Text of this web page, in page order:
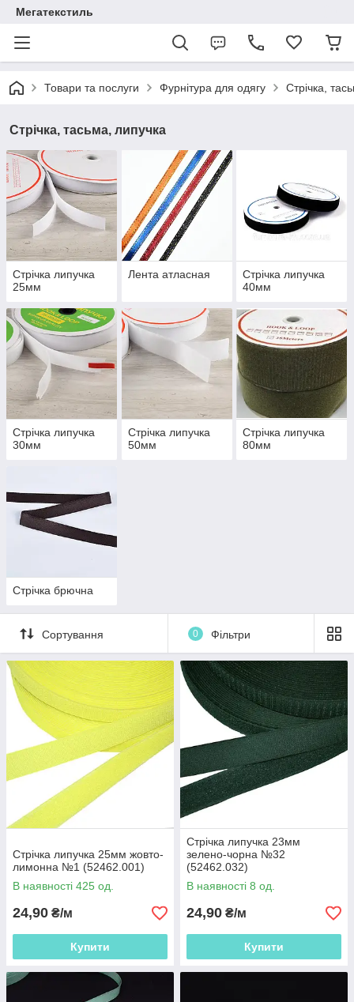
Мегатекстиль
Товари та послуги Фурнітура для одягу Стрічка,
Стрічка, тасьма, липучка
Стрічка липучка
25мм
Лента атласная
Стрічка липучка
40мм
Стрічка липучка
30мм
Стрічка липучка
50мм
Стрічка липучка
80мм
Стрічка брючна
Сортування 0 Фільтри
Стрічка липучка 25мм жовто-
лимонна №1 (52462.001)
В наявності 425 од.
24,90 ₴/м
Купити
Стрічка липучка 23мм
зелено-чорна №32
(52462.032)
В наявності 8 од.
24,90 ₴/м
Купити